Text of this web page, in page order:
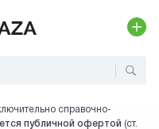
справочно-
публичной офертой (ст.